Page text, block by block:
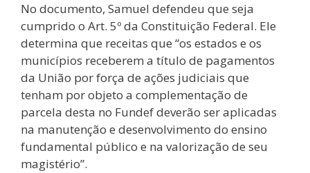
No documento, Samuel defendeu que seja
cumprido o Art. 5º da Constituição Federal. Ele
determina que receitas que “os estados e os
municípios receberem a título de pagamentos
da União por força de ações judiciais que
tenham por objeto a complementação de
parcela desta no Fundef deverão ser aplicadas
na manutenção e desenvolvimento do ensino
fundamental público e na valorização de seu
magistério”.